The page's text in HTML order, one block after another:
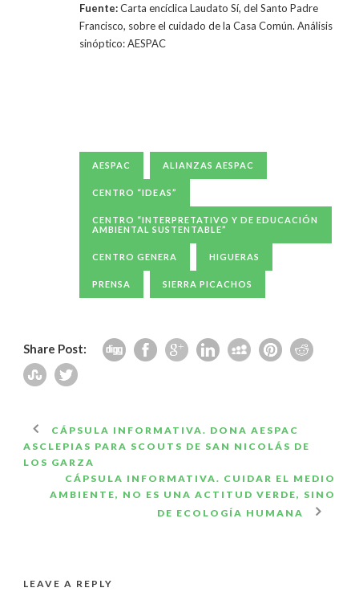
Fuente:Carta encíclica Laudato Sí, del Santo Padre
Francisco, sobre el cuidado de la Casa Común. Análisis
sinóptico: AESPAC
AESPAC ALIANZAS AESPAC
CENTRO “IDEAS”
CENTRO “INTERPRETATIVO Y DE EDUCACIÓN
AMBIENTAL SUSTENTABLE”
CENTRO GENERA HIGUERAS
PRENSA SIERRA PICACHOS
Share Post:
CÁPSULA INFORMATIVA. DONA AESPAC
ASCLEPIAS PARA SCOUTS DE SAN NICOLÁS DE
LOS GARZA
CÁPSULA INFORMATIVA. CUIDAR EL MEDIO
AMBIENTE, NO ES UNA ACTITUD VERDE, SINO
DE ECOLOGÍA HUMANA
LEAVE A REPLY